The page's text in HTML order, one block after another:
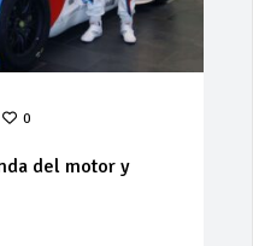
0
del motor y